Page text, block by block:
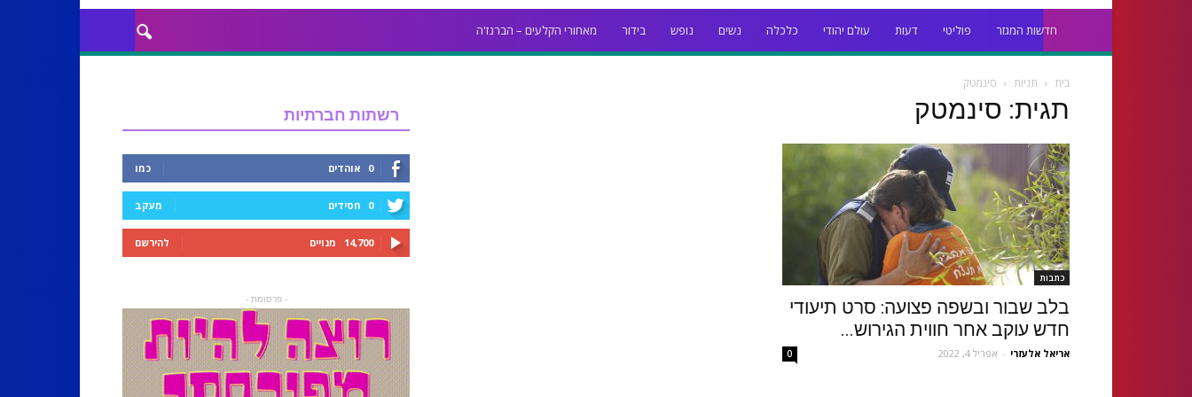
חדשות המגזר פוליטי דעות עולם יהודי כלכלה נשים נופש בידור מאחורי הקלעים – הברנז'ה
בית תגיות סינמטק
תגית: סינמטק
כתבות
בלב שבור ובשפה פצועה: סרט תיעודי
חדש עוקב אחר חווית הגירוש...
אריאל אלעזרי - אפריל 4, 2022 0
רשתות חברתיות
0 אוהדים כמו
0 חסידים מעקב
14,700 מנויים להירשם
- פרסומת -